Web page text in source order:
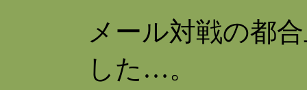
メール対戦の都
した…。